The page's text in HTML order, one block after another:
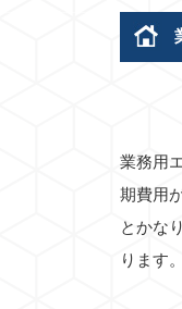
業務用
期費用
とかな
ります。